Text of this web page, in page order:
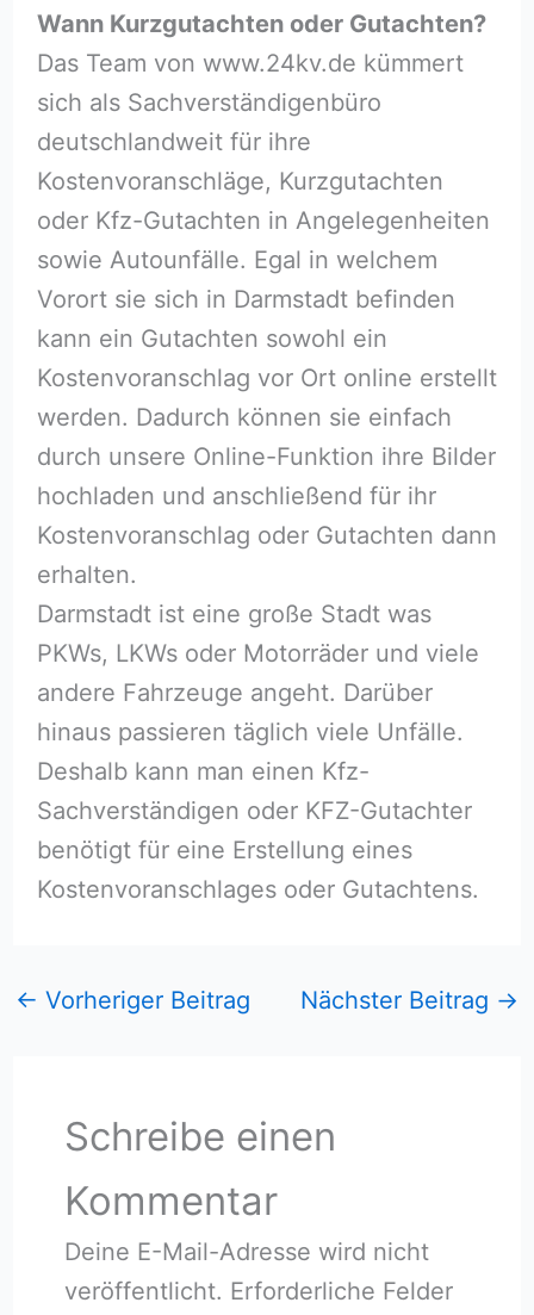
Wann Kurzgutachten oder Gutachten?
Das Team von www.24kv.de kümmert
sich als Sachverständigenbüro
deutschlandweit für ihre
Kostenvoranschläge, Kurzgutachten
oder Kfz-Gutachten in Angelegenheiten
sowie Autounfälle. Egal in welchem
Vorort sie sich in Darmstadt befinden
kann ein Gutachten sowohl ein
Kostenvoranschlag vor Ort online erstellt
werden. Dadurch können sie einfach
durch unsere Online-Funktion ihre Bilder
hochladen und anschließend für ihr
Kostenvoranschlag oder Gutachten dann
erhalten.
Darmstadt ist eine große Stadt was
PKWs, LKWs oder Motorräder und viele
andere Fahrzeuge angeht. Darüber
hinaus passieren täglich viele Unfälle.
Deshalb kann man einen Kfz-
Sachverständigen oder KFZ-Gutachter
benötigt für eine Erstellung eines
Kostenvoranschlages oder Gutachtens.
← Vorheriger Beitrag Nächster Beitrag →
Schreibe einen
Kommentar
Deine E-Mail-Adresse wird nicht
veröffentlicht. Erforderliche Felder